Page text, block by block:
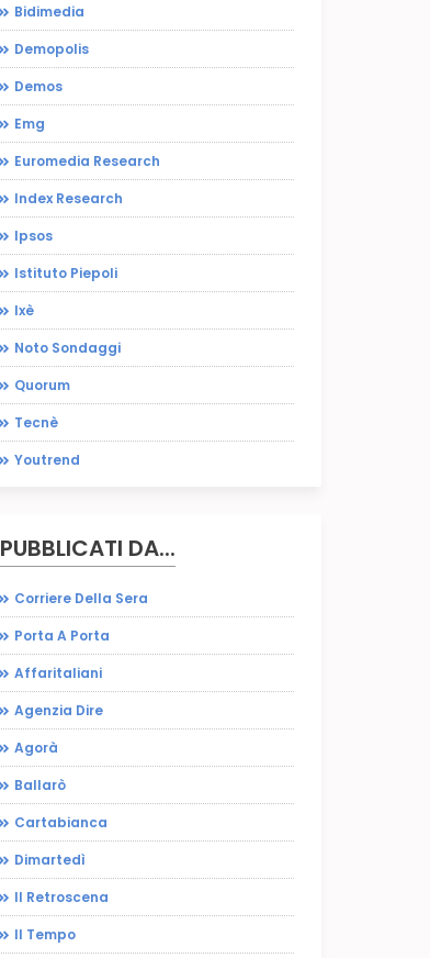
Bidimedia
Demopolis
Demos
Emg
Euromedia Research
Index Research
Ipsos
Istituto Piepoli
Ixè
Noto Sondaggi
Quorum
Tecnè
Youtrend
PUBBLICATI DA...
Corriere Della Sera
Porta A Porta
Affaritaliani
Agenzia Dire
Agorà
Ballarò
Cartabianca
Dimartedì
Il Retroscena
Il Tempo